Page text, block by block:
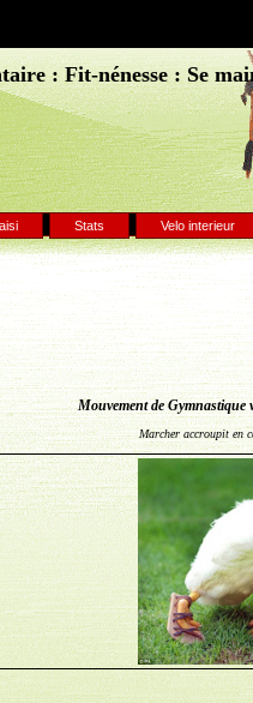
Mouvement de
Marcher accroupit en
Stats Velo interieur
: Fit-nénesse : Se